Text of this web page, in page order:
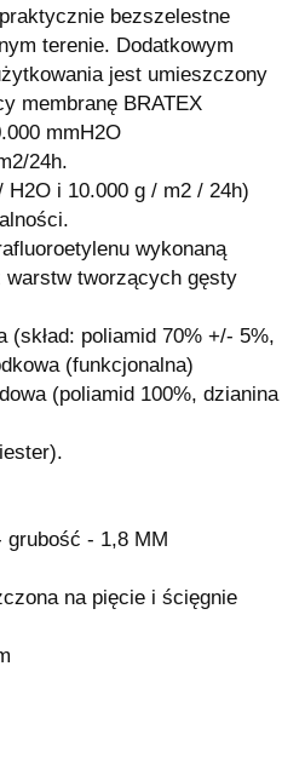
bezszelestne
terenie. Dodatkowym
jest umieszczony
membranę BRATEX
mmH2O
24h.
i 10.000 g / m2 / 24h)
wykonaną
warstw tworzących gęsty
poliamid 70% +/- 5%,
(funkcjonalna)
(poliamid 100%, dzianina
grubość - 1,8 MM
na pięcie i ścięgnie